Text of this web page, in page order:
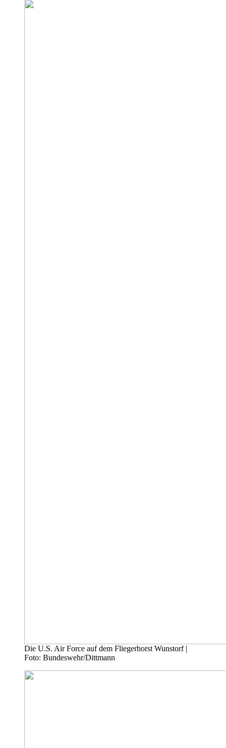
Die U.S. Air Force auf dem Fliegerhorst Wunstorf |
Foto: Bundeswehr/Dittmann